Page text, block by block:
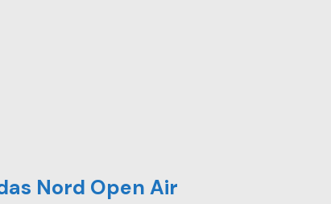
Nord Open Air